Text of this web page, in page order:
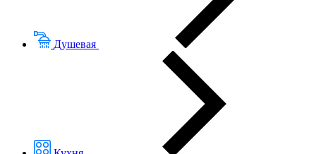
Душевая